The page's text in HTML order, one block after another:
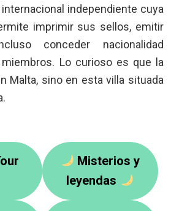
independiente cuya
imprimir sus sellos, emitir
conceder nacionalidad
Lo curioso es que la
Malta, sino en esta villa situada
Misterios y
leyendas